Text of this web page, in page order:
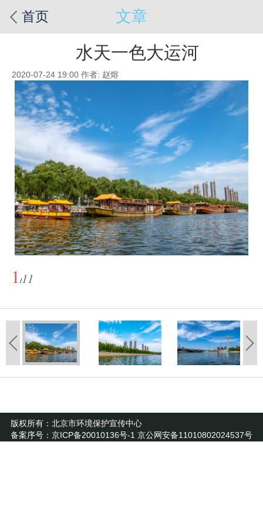
首页 文章
水天一色大运河
2020-07-24 19:00 作者: 赵熔
1/11
版权所有：北京市环境保护宣传中心
备案序号：京ICP备20010136号-1 京公网安备11010802024537号